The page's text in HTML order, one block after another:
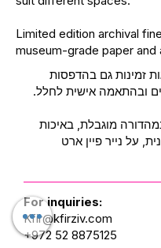
Limited edition archival
museum-grade paper and
זמינות גם בהדפסות
ובהתאמה אישית לחלל.
מוגבלת, באיכות
על נייר פיין ארט
For inquiries:
Kfir@kfirziv.com
+972 52 8875125